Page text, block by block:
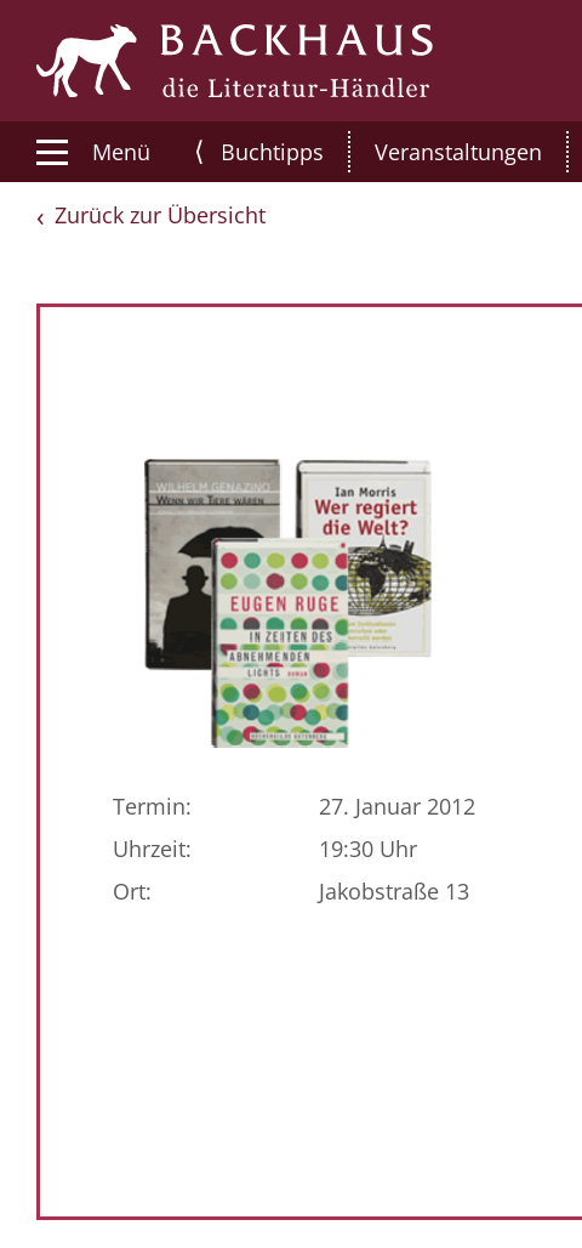
Menü ⟨ Buchtipps Veranstaltungen
Zurück zur Übersicht
Termin:
27. Januar 2012
Uhrzeit:
19:30 Uhr
Ort:
Jakobstraße 13